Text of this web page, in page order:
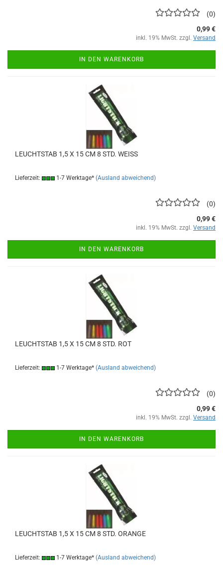
0
0,99 €
inkl. 19% MwSt. zzgl. Versand
IN DEN WARENKORB
LEUCHTSTAB 1,5 X 15 CM 8 STD. WEISS
Lieferzeit: 1-7 Werktage* (Ausland abweichend)
0
0,99 €
inkl. 19% MwSt. zzgl. Versand
IN DEN WARENKORB
LEUCHTSTAB 1,5 X 15 CM 8 STD. ROT
Lieferzeit: 1-7 Werktage* (Ausland abweichend)
0
0,99 €
inkl. 19% MwSt. zzgl. Versand
IN DEN WARENKORB
LEUCHTSTAB 1,5 X 15 CM 8 STD. ORANGE
Lieferzeit: 1-7 Werktage* (Ausland abweichend)